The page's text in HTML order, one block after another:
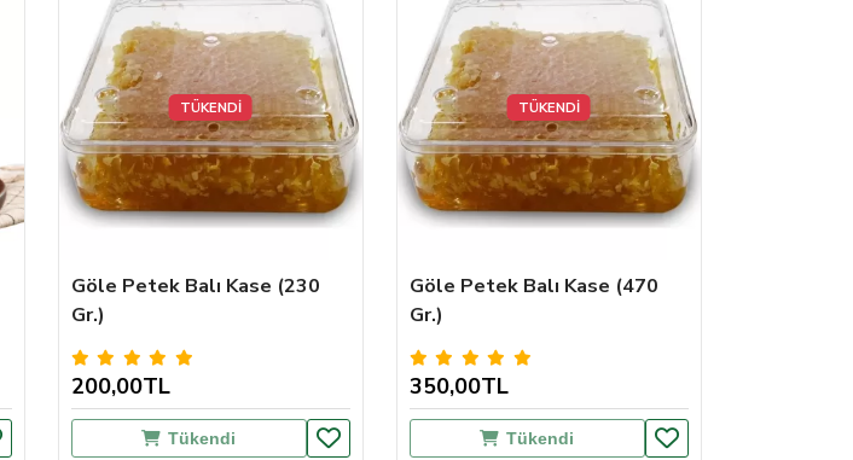
TÜKENDİ
Göle Petek Balı Kase (230
Gr.)
200,00TL
Tükendi
TÜKENDİ
Göle Petek Balı Kase (470
Gr.)
350,00TL
Tükendi